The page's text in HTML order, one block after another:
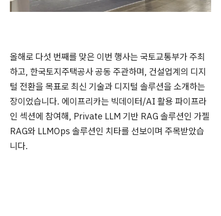
올해로 다섯 번째를 맞은 이번 행사는 국토교통부가 주최
하고, 한국토지주택공사 공동 주관하며, 건설업계의 디지
털 전환을 목표로 최신 기술과 디지털 솔루션을 소개하는
장이었습니다. 에이프리카는 빅데이터/AI 활용 파이프라
인 섹션에 참여해, Private LLM 기반 RAG 솔루션인 가젤
RAG와 LLMOps 솔루션인 치타를 선보이며 주목받았습
니다.